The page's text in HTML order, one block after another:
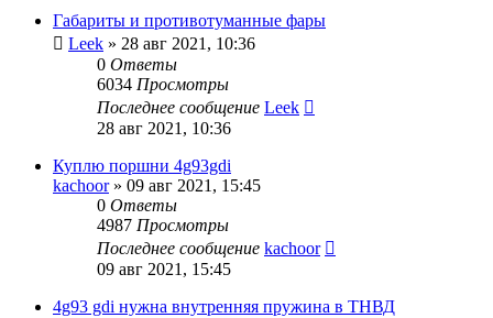
Габариты и противотуманные фары
Leek » 28 авг 2021, 10:36
0 Ответы
6034 Просмотры
Последнее сообщение Leek
28 авг 2021, 10:36
Куплю поршни 4g93gdi
kachoor» 09 авг 2021, 15:45
0 Ответы
4987 Просмотры
Последнее сообщение kachoor
09 авг 2021, 15:45
4g93 gdi нужна внутренняя пружина в ТНВД